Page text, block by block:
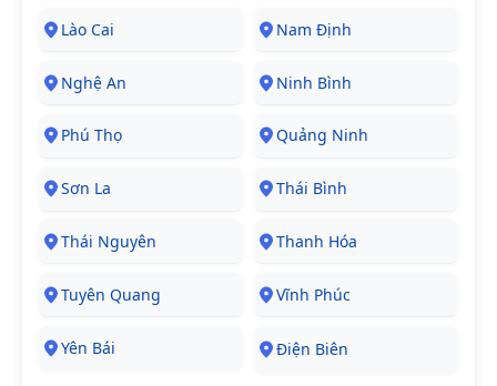
Lào Cai Nam Định
Nghệ An Ninh Bình
Phú Thọ Quảng Ninh
Sơn La Thái Bình
Thái Nguyên Thanh Hóa
Tuyên Quang Vĩnh Phúc
Yên Bái Điện Biên